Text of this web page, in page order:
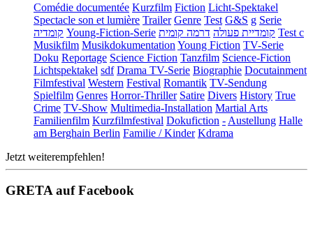
Comédie documentée Kurzfilm Fiction Licht-Spektakel
Spectacle son et lumière Trailer Genre Test G&S g Serie
קומדיה Young-Fiction-Serie קומדיית פעולה דרמה קומית
Test c
Musikfilm Musikdokumentation Young Fiction TV-Serie
Doku Reportage Science Fiction Tanzfilm Science-Fiction
Lichtspektakel sdf Drama TV-Serie Biographie Docutainment
Filmfestival Western Festival Romantik TV-Sendung
Spielfilm Genres Horror-Thriller Satire Divers History True
Crime TV-Show Multimedia-Installation Martial Arts
Familienfilm Kurzfilmfestival Dokufiction - Austellung Halle
am Berghain Berlin Familie / Kinder Kdrama
Jetzt weiterempfehlen!
GRETA auf Facebook